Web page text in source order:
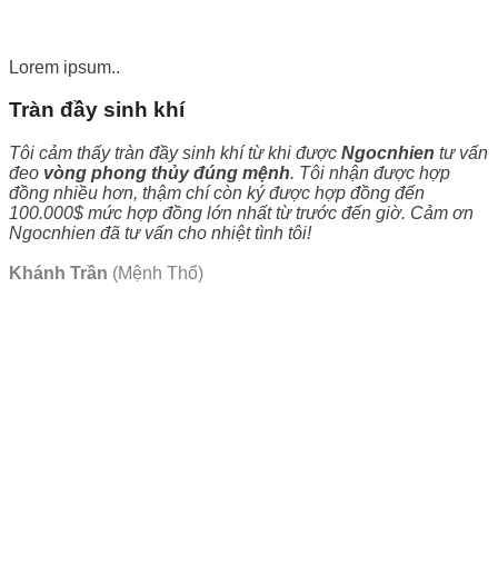
Lorem ipsum..
Tràn đầy sinh khí
Tôi cảm thấy tràn đầy sinh khí từ khi được Ngocnhien tư vấn
đeo vòng phong thủy đúng mệnh. Tôi nhận được hợp
đồng nhiều hơn, thậm chí còn ký được hợp đồng đến
100.000$ mức hợp đồng lớn nhất từ trước đến giờ. Cảm ơn
Ngocnhien đã tư vấn cho nhiệt tình tôi!
Khánh Trần (Mệnh Thổ)